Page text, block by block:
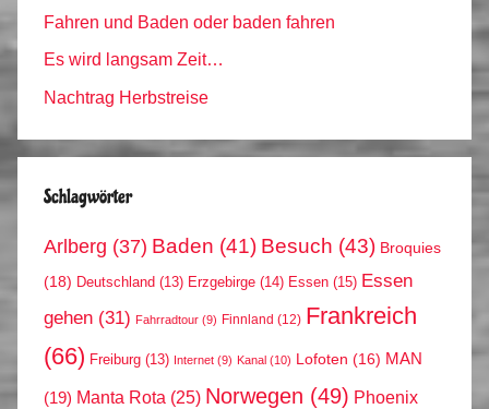
Fahren und Baden oder baden fahren
Es wird langsam Zeit…
Nachtrag Herbstreise
Schlagwörter
Arlberg (37) Baden (41) Besuch (43) Broquies
(18) Deutschland (13) Erzgebirge (14) Essen (15) Essen
gehen (31) Fahrradtour (9) Finnland (12) Frankreich
(66) Freiburg (13) Internet (9) Kanal (10) Lofoten (16) MAN
(19) Manta Rota (25) Norwegen (49) Phoenix